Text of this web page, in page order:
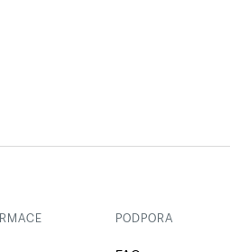
PODPORA